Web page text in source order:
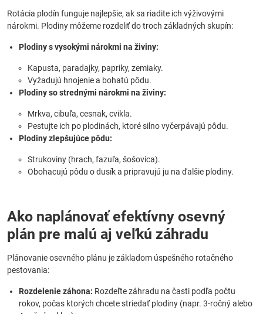
Rotácia plodín funguje najlepšie, ak sa riadite ich výživovými
nárokmi. Plodiny môžeme rozdeliť do troch základných skupín:
Plodiny s vysokými nárokmi na živiny:
Kapusta, paradajky, papriky, zemiaky.
Vyžadujú hnojenie a bohatú pôdu.
Plodiny so strednými nárokmi na živiny:
Mrkva, cibuľa, cesnak, cvikla.
Pestujte ich po plodinách, ktoré silno vyčerpávajú pôdu.
Plodiny zlepšujúce pôdu:
Strukoviny (hrach, fazuľa, šošovica).
Obohacujú pôdu o dusík a pripravujú ju na ďalšie plodiny.
Ako naplánovať efektívny osevný
plán pre malú aj veľkú záhradu
Plánovanie osevného plánu je základom úspešného rotačného
pestovania:
Rozdelenie záhona: Rozdeľte záhradu na časti podľa počtu
rokov, počas ktorých chcete striedať plodiny (napr. 3-ročný alebo